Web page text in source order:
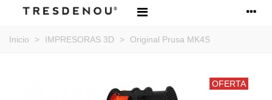
Inicio > IMPRESORAS 3D > Original Prusa MK4S
OFERTA